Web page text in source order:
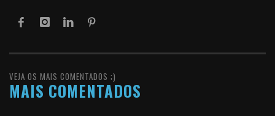
VEJA OS MAIS COMENTADOS ;)
MAIS COMENTADOS